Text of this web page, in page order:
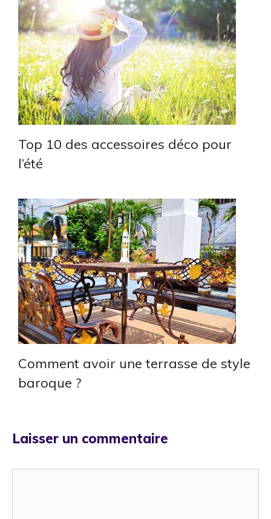
Top 10 des accessoires déco pour
l’été
Comment avoir une terrasse de style
baroque ?
Laisser un commentaire